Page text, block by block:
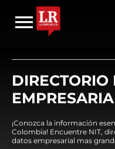
DIRECTORIO
¡Conozca la información
Colombia! Encuentre NIT,
datos empresarial mas